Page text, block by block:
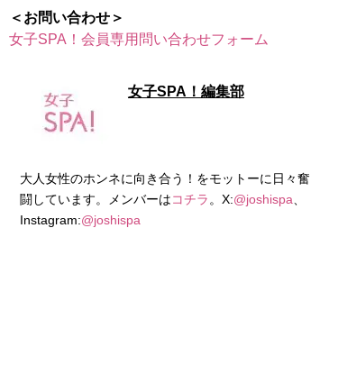
＜お問い合わせ＞
女子SPA！会員専用問い合わせフォーム
女子SPA！編集部
大人女性のホンネに向き合う！をモットーに日々奮
闘しています。メンバーはコチラ 。X:@joshispa
Instagram:@joshispa